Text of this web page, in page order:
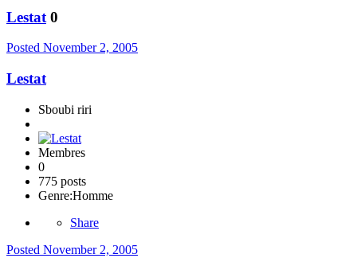
Lestat 0
Posted November 2, 2005
Lestat
Sboubi riri
Membres
0
775 posts
Genre:Homme
Share
Posted November 2, 2005